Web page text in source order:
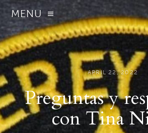
MENU
APRIL 22, 2022
Preguntas y
con Tina